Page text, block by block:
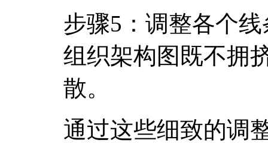
步骤5：调整各个
组织架构图既不拥
散。
通过这些细致的调